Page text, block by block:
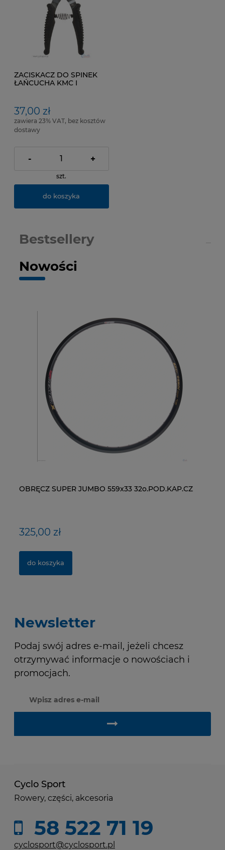
ZACISKACZ DO SPINEK
ŁAŃCUCHA KMC I
37,00 zł
zawiera 23% VAT, bez kosztów
dostawy
- +
szt.
do koszyka
Nowości
Bestsellery
OBRĘCZ SUPER JUMBO 559x33 32o.POD.KAP.CZ
325,00 zł
do koszyka
ŁAŃCUCH KMC X9-93- 116 ogniw / 9- rzędowy +
40,00 zł
do koszyka
Newsletter
Podaj swój adres e-mail, jeżeli chcesz
otrzymywać informacje o nowościach i
promocjach.
Cyclo Sport
Rowery, części, akcesoria
58 522 71 19
cyclosport@cyclosport.pl